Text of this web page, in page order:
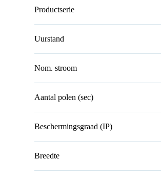
Productserie
Uurstand
Nom. stroom
Aantal polen (sec)
Beschermingsgraad (IP)
Breedte